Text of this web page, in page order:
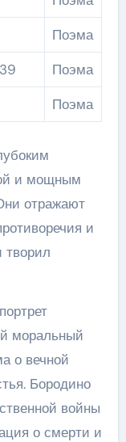
Поэма
Поэма
Поэма
и мощным
отражают
и
творил
моральный
о вечной
Бородино
войны
о смерти и